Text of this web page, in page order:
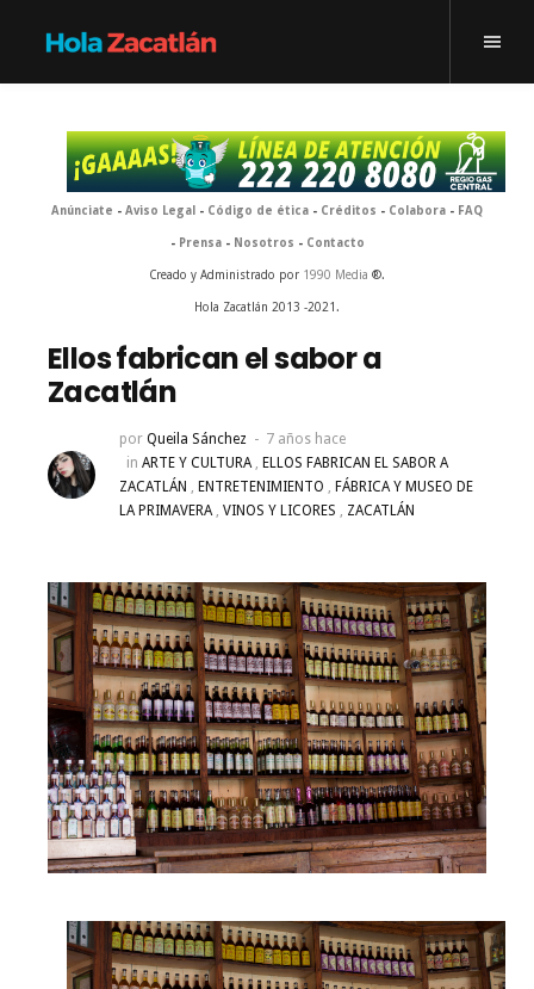
Anúnciate - Aviso Legal - Código de ética - Créditos - Colabora - FAQ
- Prensa- Nosotros - Contacto
Creado y Administrado por 1990 Media ®.
Hola Zacatlán 2013 -2021.
Ellos fabrican el sabor a
Zacatlán
por Queila Sánchez
7 años hace
in ARTE Y CULTURA, ELLOS FABRICAN EL SABOR A
ZACATLÁN , ENTRETENIMIENTO , FÁBRICA Y MUSEO DE
LA PRIMAVERA, VINOS Y LICORES , ZACATLÁN